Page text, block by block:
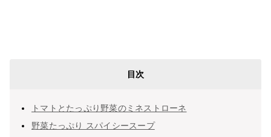
目次
トマトとたっぷり野菜のミネストローネ
野菜たっぷり スパイシースープ